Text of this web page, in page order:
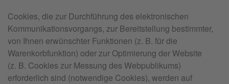
Cookies, die zur Durchführung des elektronischen
Kommunikationsvorgangs, zur Bereitstellung bestimmter,
von Ihnen erwünschter Funktionen (z. B. für die
Warenkorbfunktion) oder zur Optimierung der Website
(z. B. Cookies zur Messung des Webpublikums)
erforderlich sind (notwendige Cookies), werden auf